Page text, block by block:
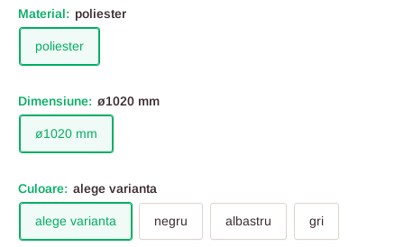
Material: poliester
poliester
Dimensiune: ø1020 mm
ø1020 mm
Culoare: alege varianta
alege varianta negru albastru gri